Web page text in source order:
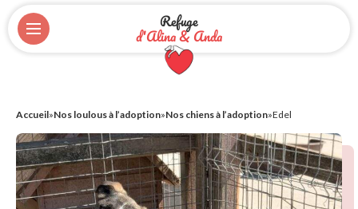
Refuge
d'Alina & Anda
Accueil»Nos loulous à l’adoption»Nos chiens à l’adoption»Edel